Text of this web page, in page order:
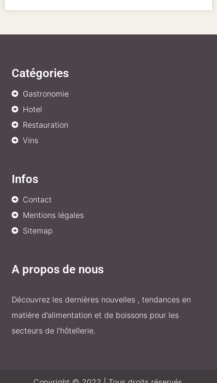
Catégories
Gastronomie
Hotel
Restauration
Vins
Infos
Contact
Mentions légales
Sitemap
A propos de nous
Découvrez les dernières nouvelles , tendances en
matière d’alimentation et de boissons pour les
secteurs de l’hôtellerie.